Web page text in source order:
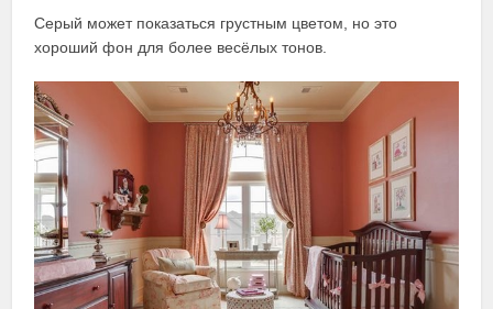
Серый может показаться грустным цветом, но это
хороший фон для более весёлых тонов.